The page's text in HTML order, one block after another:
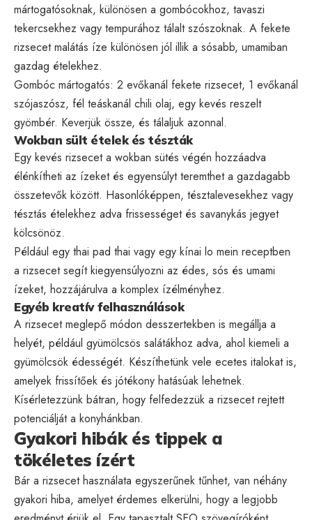
mártogatósoknak, különösen a gombócokhoz, tavaszi
tekercsekhez vagy tempurához tálalt szószoknak. A fekete
rizsecet malátás íze különösen jól illik a sósabb, umamiban
gazdag ételekhez.
Gombóc mártogatós: 2 evőkanál fekete rizsecet, 1 evőkanál
szójaszósz, fél teáskanál chili olaj, egy kevés reszelt
gyömbér. Keverjük össze, és tálaljuk azonnal.
Wokban sült ételek és tészták
Egy kevés rizsecet a wokban sütés végén hozzáadva
élénkítheti az ízeket és egyensúlyt teremthet a gazdagabb
összetevők között. Hasonlóképpen, tésztalevesekhez vagy
tésztás ételekhez adva frissességet és savanykás jegyet
kölcsönöz.
Például egy thai pad thai vagy egy kínai lo mein receptben
a rizsecet segít kiegyensúlyozni az édes, sós és umami
ízeket, hozzájárulva a komplex ízélményhez.
Egyéb kreatív felhasználások
A rizsecet meglepő módon desszertekben is megállja a
helyét, például gyümölcsös salátákhoz adva, ahol kiemeli a
gyümölcsök édességét. Készíthetünk vele ecetes italokat is,
amelyek frissítőek és jótékony hatásúak lehetnek.
Kísérletezzünk bátran, hogy felfedezzük a rizsecet rejtett
potenciálját a konyhánkban.
Gyakori hibák és tippek a
tökéletes ízért
Bár a rizsecet használata egyszerűnek tűnhet, van néhány
gyakori hiba, amelyet érdemes elkerülni, hogy a legjobb